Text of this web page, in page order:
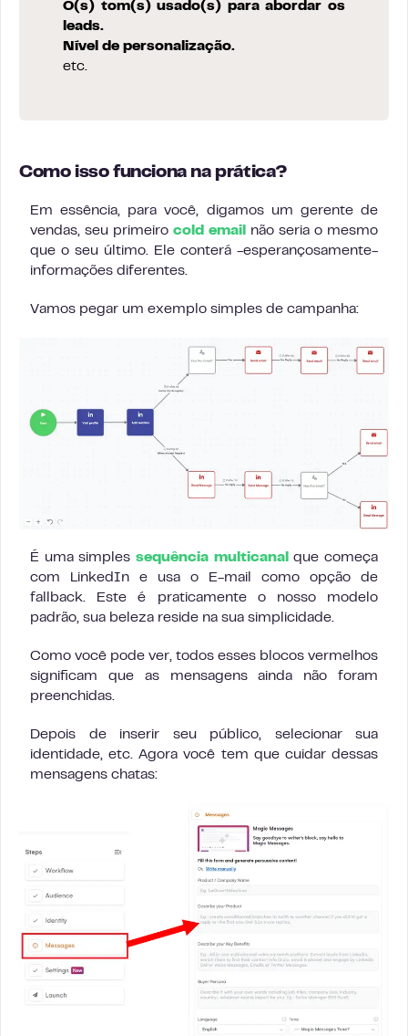
O(s) tom(s) usado(s) para abordar os
leads.
Nível de personalização.
etc.
Como isso funciona na prática?
Em essência, para você, digamos um gerente de
vendas, seu primeiro cold email
não seria o mesmo
que o seu último. Ele conterá -esperançosamente-
informações diferentes.
Vamos pegar um exemplo simples de campanha:
É uma simples sequência multicanal
que começa
com LinkedIn e usa o E-mail como opção de
fallback. Este é praticamente o nosso modelo
padrão, sua beleza reside na sua simplicidade.
Como você pode ver, todos esses blocos vermelhos
significam que as mensagens ainda não foram
preenchidas.
Depois de inserir seu público, selecionar sua
identidade, etc. Agora você tem que cuidar dessas
mensagens chatas: